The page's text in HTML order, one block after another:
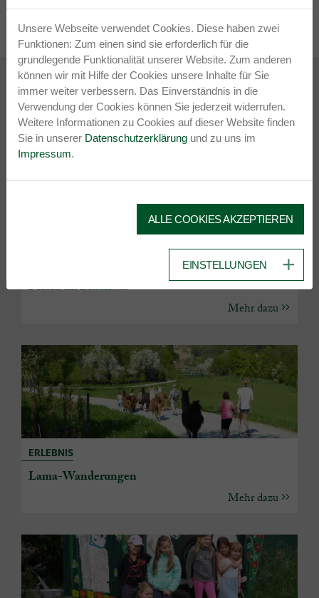
Erlebnisreich Zickental
NEUESTE ANGEBOTE
Feiern im Brauhaus
Mehr dazu
ERLEBNIS
Lama-Wanderungen
Mehr dazu
Unsere Webseite verwendet Cookies. Diese haben zwei
Funktionen: Zum einen sind sie erforderlich für die
grundlegende Funktionalität unserer Website. Zum anderen
können wir mit Hilfe der Cookies unsere Inhalte für Sie
immer weiter verbessern. Das Einverständnis in die
Verwendung der Cookies können Sie jederzeit widerrufen.
Weitere Informationen zu Cookies auf dieser Website finden
Sie in unserer Datenschutzerklärung und zu uns im
Impressum.
ALLE COOKIES AKZEPTIEREN
EINSTELLUNGEN